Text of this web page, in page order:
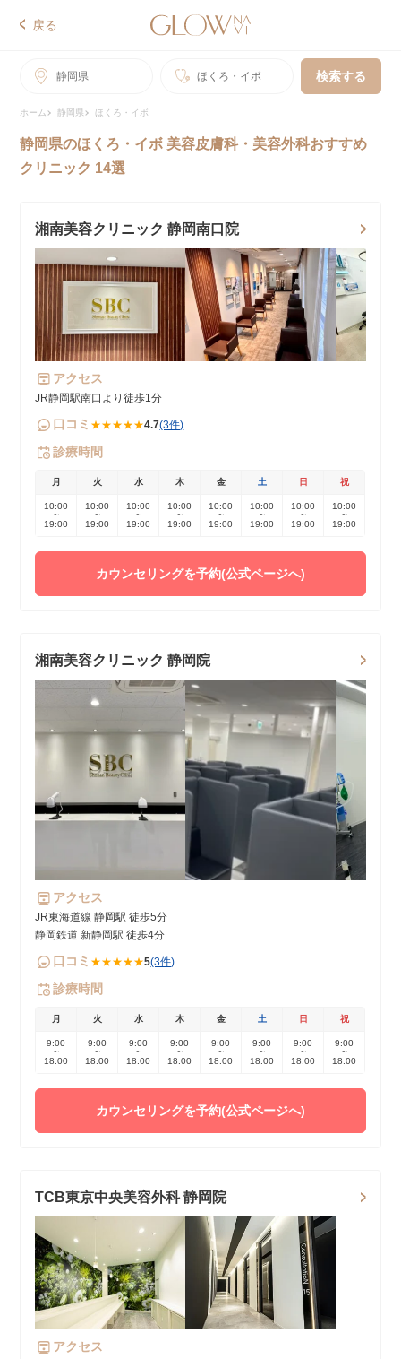
戻る
静岡県 ほくろ・イボ 検索する
ホーム 静岡県 ほくろ・イボ
静岡県のほくろ・イボ 美容皮膚科・美容外科おすすめ
クリニック 14選
湘南美容クリニック 静岡南口院
アクセス
JR静岡駅南口より徒歩1分
口コミ ★★★★★4.7(3件)
診療時間
月 火 水 木 金 土 日 祝
10:00
~
19:00
10:00
~
19:00
10:00
~
19:00
10:00
~
19:00
10:00
~
19:00
10:00
~
19:00
10:00
~
19:00
10:00
~
19:00
カウンセリングを予約(公式ページへ)
湘南美容クリニック 静岡院
アクセス
JR東海道線 静岡駅 徒歩5分
静岡鉄道 新静岡駅 徒歩4分
口コミ ★★★★★5(3件)
診療時間
月 火 水 木 金 土 日 祝
9:00
~
18:00
9:00
~
18:00
9:00
~
18:00
9:00
~
18:00
9:00
~
18:00
9:00
~
18:00
9:00
~
18:00
9:00
~
18:00
カウンセリングを予約(公式ページへ)
TCB東京中央美容外科 静岡院
アクセス